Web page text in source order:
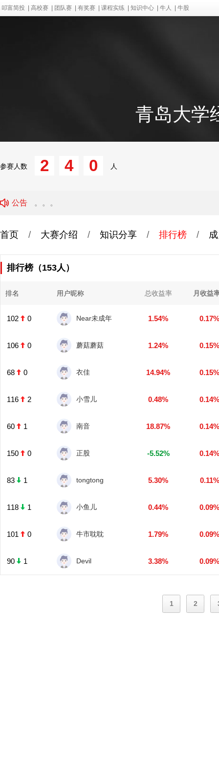
叩富简投 高校赛 团队赛 有奖赛 课程实练 知识中心 牛人 牛股
青岛大学
参赛人数 2 4 0 人
公告 。。。
首页 / 大赛介绍 / 知识分享 / 排行榜 /
排行榜（153人）
排名 用户昵称 总收益率 月收益
102 0 Near未成年 1.54% 0.17%
106 0 蘑菇蘑菇 1.24% 0.15%
68 0 衣佳 14.94% 0.15%
116 2 小雪儿 0.48% 0.14%
60 1 南音 18.87% 0.14%
150 0 正股 -5.52% 0.14%
83 1 tongtong 5.30% 0.11%
118 1 小鱼儿 0.44% 0.09%
101 0 牛市耽耽 1.79% 0.09%
90 1 Devil 3.38% 0.09%
1 2